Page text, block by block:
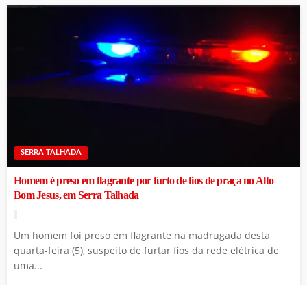
SERRA TALHADA
Homem é preso em flagrante por furto de fios de praça no Alto
Bom Jesus, em Serra Talhada
Um homem foi preso em flagrante na madrugada desta
quarta-feira (5), suspeito de furtar fios da rede elétrica de
uma...